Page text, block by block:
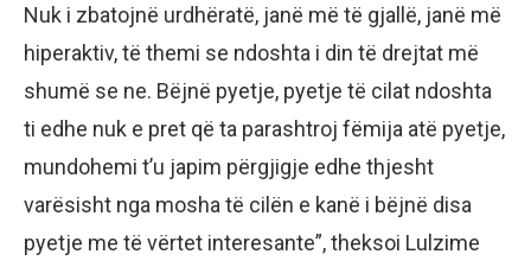
Nuk i zbatojnë urdhëratë, janë më të gjallë, janë më
hiperaktiv, të themi se ndoshta i din të drejtat më
shumë se ne. Bëjnë pyetje, pyetje të cilat ndoshta
ti edhe nuk e pret që ta parashtroj fëmija atë pyetje,
mundohemi t’u japim përgjigje edhe thjesht
varësisht nga mosha të cilën e kanë i bëjnë disa
pyetje me të vërtet interesante”, theksoi Lulzime